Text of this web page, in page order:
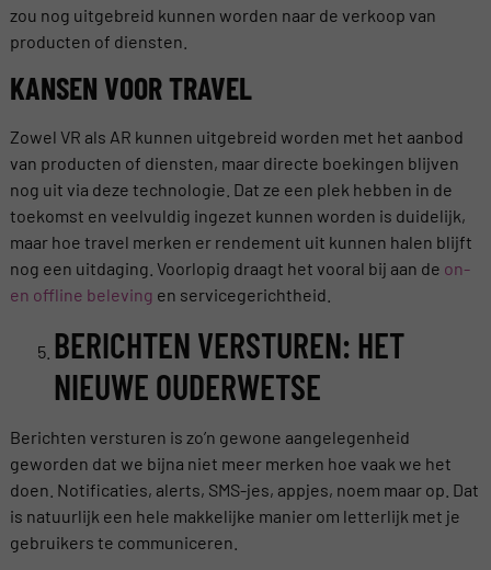
zou nog uitgebreid kunnen worden naar de verkoop van
producten of diensten.
KANSEN VOOR TRAVEL
Zowel VR als AR kunnen uitgebreid worden met het aanbod
van producten of diensten, maar directe boekingen blijven
nog uit via deze technologie. Dat ze een plek hebben in de
toekomst en veelvuldig ingezet kunnen worden is duidelijk,
maar hoe travel merken er rendement uit kunnen halen blijft
nog een uitdaging. Voorlopig draagt het vooral bij aan de on-
en offline beleving en servicegerichtheid.
BERICHTEN VERSTUREN: HET
NIEUWE OUDERWETSE
Berichten versturen is zo’n gewone aangelegenheid
geworden dat we bijna niet meer merken hoe vaak we het
doen. Notificaties, alerts, SMS-jes, appjes, noem maar op. Dat
is natuurlijk een hele makkelijke manier om letterlijk met je
gebruikers te communiceren.